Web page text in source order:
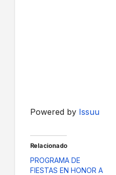
Powered by Issuu
Relacionado
PROGRAMA DE
FIESTAS EN HONOR A